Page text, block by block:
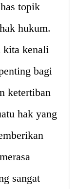
topik
hukum.
kita kenali
bagi
ketertiban
hak yang
sangat